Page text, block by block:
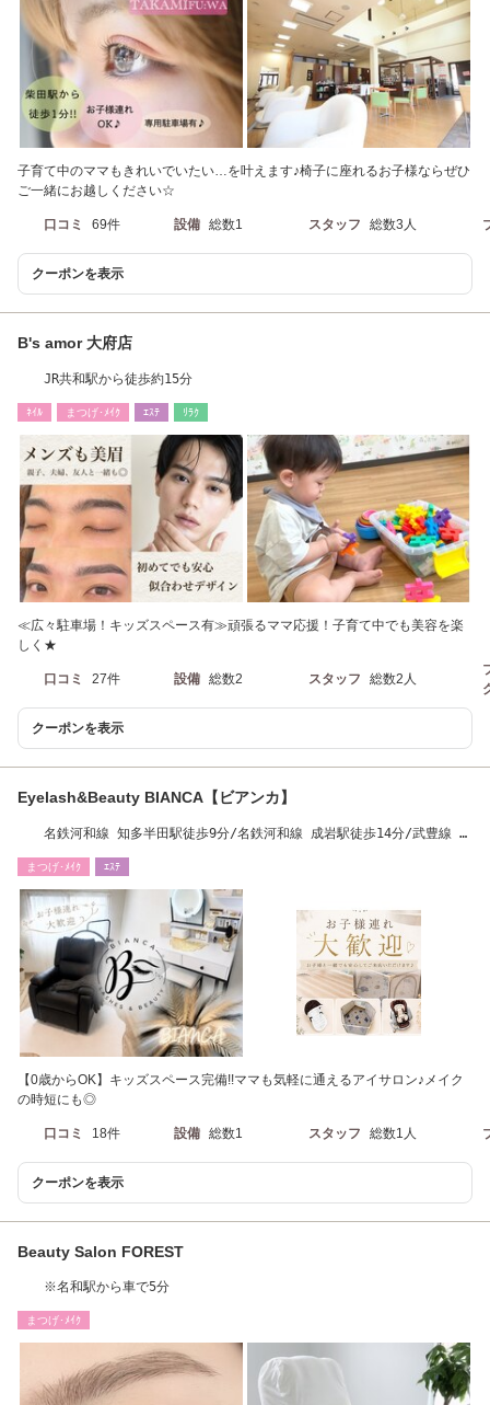
子育て中のママもきれいでいたい…を叶えます♪椅子に座れるお子様ならぜひ
ご一緒にお越しください☆
口コミ 69件 設備 総数1 スタッフ 総数3人
クーポンを表示
B's amor 大府店
JR共和駅から徒歩約15分
ﾈｲﾙ まつげ･ﾒｲｸ ｴｽﾃ ﾘﾗｸ
≪広々駐車場！キッズスペース有≫頑張るママ応援！子育て中でも美容を楽
しく★
口コミ 27件 設備 総数2 スタッフ 総数2人
クーポンを表示
Eyelash&Beauty BIANCA【ビアンカ】
名鉄河和線 知多半田駅徒歩9分/名鉄河和線 成岩駅徒歩14分/武豊線 半
まつげ･ﾒｲｸ ｴｽﾃ
【0歳からOK】キッズスペース完備!!ママも気軽に通えるアイサロン♪メイク
の時短にも◎
口コミ 18件 設備 総数1 スタッフ 総数1人
クーポンを表示
Beauty Salon FOREST
※名和駅から車で5分
まつげ･ﾒｲｸ